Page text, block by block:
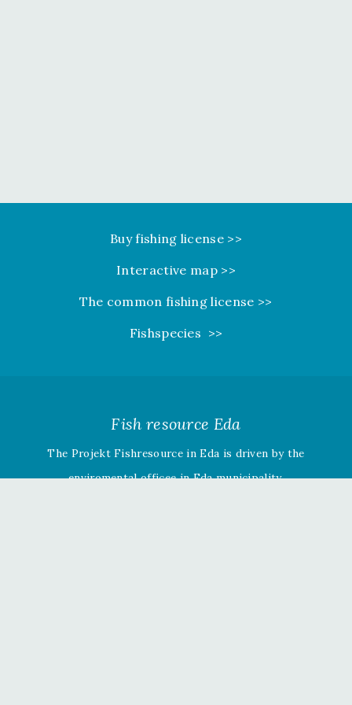
Buy fishing license >>
Interactive map >>
The common fishing license >>
Fishspecies >>
Fish resource Eda
The Projekt Fishresource in Eda is driven by the
enviromental officee in Eda municipality.